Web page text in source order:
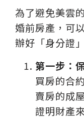
為了避免美雲
婚前房產，可
辦好「身分證
第一步：
買房的合
賣房的成
證明財產